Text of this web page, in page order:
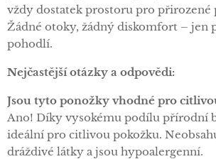
vždy dostatek prostoru pro přirozené
Žádné otoky, žádný diskomfort – jen
pohodlí.
Nejčastější otázky a odpovědi:
Jsou tyto ponožky vhodné pro
Ano! Díky vysokému podílu přírodní
ideální pro citlivou pokožku.
dráždivé látky a jsou hypoalergenní.